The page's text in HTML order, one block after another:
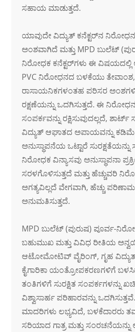
ಸಹಾಯ ಮಾಡುತ್ತದೆ.
ಯಾವುದೇ ವಿದ್ಯುತ್ ಕನೆಕ್ಟರ್‌ನ
ಅಂಶವಾಗಿದೆ ಮತ್ತು MPD ಬುಲೆಟ್
ನಿರೋಧಕ ಕನೆಕ್ಟರ್‌ಗಳು ಈ ವಿಷಯದಲ್ಲಿ
PVC ನಿರೋಧನದ ಬಳಕೆಯು ತೇವಾಂಶ,
ರಾಸಾಯನಿಕಗಳಂತಹ ಪರಿಸರ
ರಕ್ಷಣೆಯನ್ನು ಒದಗಿಸುತ್ತದೆ. ಈ
ಸಂಪರ್ಕವನ್ನು ರಕ್ಷಿಸುವುದಲ್ಲದೆ, ಶಾರ್ಟ್
ವಿದ್ಯುತ್ ಆಘಾತದ ಅಪಾಯವನ್ನು
ಅನುಸ್ಥಾಪನೆಯ ಒಟ್ಟಾರೆ ಸುರಕ್ಷತೆಯನ್ನು
ನಿರೋಧಕ ವಿನ್ಯಾಸವು ಅನುಸ್ಥಾಪನಾ
ಸರಳಗೊಳಿಸುತ್ತದೆ ಮತ್ತು ಹೆಚ್ಚುವರಿ
ಅಗತ್ಯವಿಲ್ಲದೆ ವೇಗವಾಗಿ, ಹೆಚ್ಚು
ಅನುಮತಿಸುತ್ತದೆ.
MPD ಬುಲೆಟ್ (ಪುರುಷ) ಪೂರ್ವ-
ಬಹುಮುಖ ಮತ್ತು ವಿವಿಧ ರೀತಿಯ
ಆಟೋಮೋಟಿವ್ ವೈರಿಂಗ್, ಗೃಹ ವಿದ್ಯುತ್
ಕೈಗಾರಿಕಾ ಯಂತ್ರೋಪಕರಣಗಳಿಗೆ
ತಂತಿಗಳಿಗೆ ಸುರಕ್ಷಿತ ಸಂಪರ್ಕಗಳನ್ನು
ವಿಶ್ವಾಸಾರ್ಹ ಪರಿಹಾರವನ್ನು
ಮಾದರಿಗಳು ಲಭ್ಯವಿದೆ, ಬಳಕೆದಾರರು
ಸರಿಯಾದ ಗಾತ್ರ ಮತ್ತು